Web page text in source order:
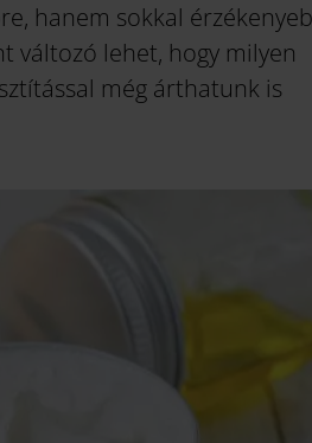
hanem sokkal
változó lehet, hogy milyen
még árthatunk is